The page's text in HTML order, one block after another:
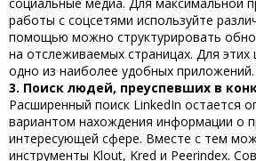
работы с соцсетями используйте
помощью можно структурировать
на отслеживаемых страницах. Для этих
одно из наиболее удобных приложений.
3. Поиск людей, преуспевших в
Расширенный поиск LinkedIn остается
вариантом нахождения информации о
интересующей сфере. Вместе с тем
инструменты Klout, Kred и Peerindex.